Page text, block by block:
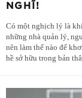
NGHĨ!
Có một nghịch lý là
những nhà quản lý,
nên làm thế nào để
hề sở hữu trong bản